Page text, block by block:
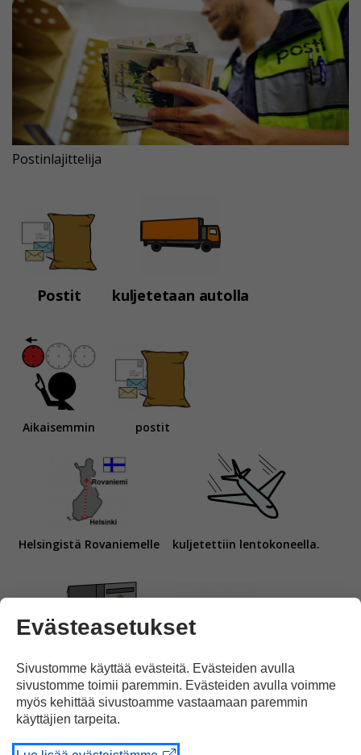
Postit kuljetetaan autolla
Postinlajittelija
Aikaisemmin postit
Helsingistä Rovaniemelle kuljetettiin lentokoneella.
Silloin kirje oli perillä seuraavana päivänä.
Evästeasetukset
Sivustomme käyttää evästeitä. Evästeiden avulla
sivustomme toimii paremmin. Evästeiden avulla voimme
myös kehittää sivustoamme vastaamaan paremmin
käyttäjien tarpeita.